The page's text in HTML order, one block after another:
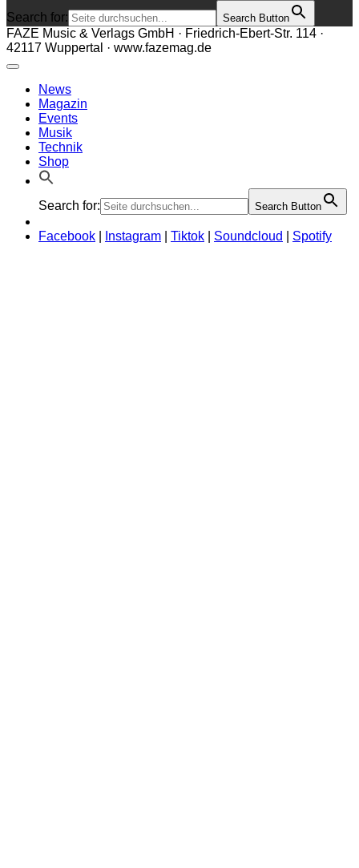
Search for:
Search Button
FAZE Music & Verlags GmbH · Friedrich-Ebert-Str. 114 ·
42117 Wuppertal · www.fazemag.de
News
Magazin
Events
Musik
Technik
Shop
Search for: Search Button
Facebook Instagram Tiktok Soundcloud Spotify